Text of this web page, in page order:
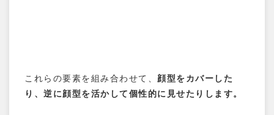
これらの要素を組み合わせて、 顔型をカバーした
り、逆に顔型を活かして個性的に見せたりします。